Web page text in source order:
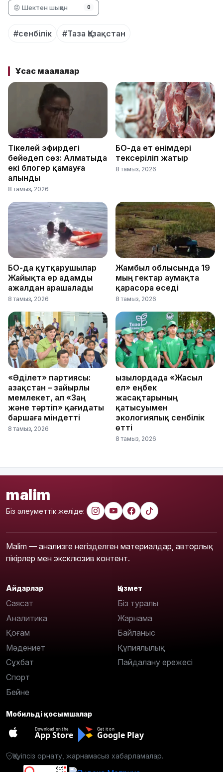
😡 Шектен шыққан 0
#сенбілік #Таза Қазақстан
Ұқсас мақалалар
Тікелей эфирдегі
бейәдеп сөз: Алматыда
екі блогер қамауға
алынды
8 тамыз, 2026
БҚО-да ет өнімдері
тексеріліп жатыр
8 тамыз, 2026
БҚО-да құтқарушылар
Жайықта ер адамды
ажалдан арашалады
8 тамыз, 2026
Жамбыл облысында 19
мың гектар аумақта
қарасора өседі
8 тамыз, 2026
«Әділет» партиясы:
Қазақстан – зайырлы
мемлекет, ал «Заң
және тәртіп» қағидаты
баршаға міндетті
8 тамыз, 2026
Қызылордада «Жасыл
ел» еңбек
жасақтарының
қатысуымен
экологиялық сенбілік
өтті
8 тамыз, 2026
malim
Біз әлеуметтік желіде:
Malim — анализге негізделген материалдар, авторлық
пікірлер мен эксклюзив контент.
Айдарлар
Саясат
Аналитика
Қоғам
Мәдениет
Сұхбат
Спорт
Бейне
Қызмет
Біз туралы
Жарнама
Байланыс
Құпиялылық
Пайдалану ережесі
Мобильді қосымшалар
Download on the
App Store
Get it on
Google Play
Қауіпсіз орнату, жарнамасыз хабарламалар.